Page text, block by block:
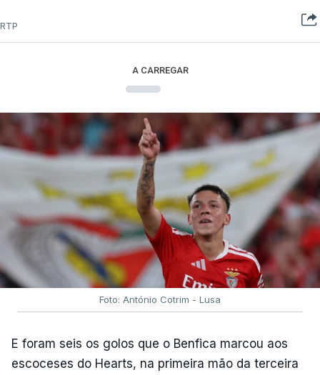
RTP
A CARREGAR
Foto: António Cotrim - Lusa
E foram seis os golos que o Benfica marcou aos
escoceses do Hearts, na primeira mão da terceira